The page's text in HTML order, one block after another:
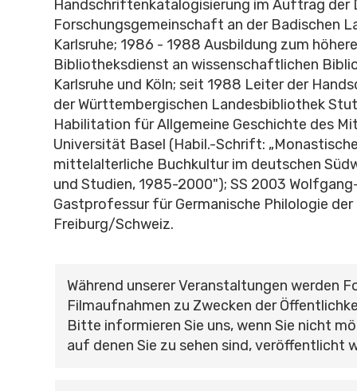
Handschriftenkatalogisierung im Auftrag der
Forschungsgemeinschaft an der Badischen
Karlsruhe; 1986 - 1988 Ausbildung zum
Bibliotheksdienst an wissenschaftlichen
Karlsruhe und Köln; seit 1988 Leiter der
der Württembergischen Landesbibliothek
Habilitation für Allgemeine Geschichte des
Universität Basel (Habil.-Schrift:
mittelalterliche Buchkultur im deutschen
und Studien, 1985-2000"); SS 2003
Gastprofessur für Germanische Philologie
Freiburg/Schweiz.
Während unserer Veranstaltungen werden
Filmaufnahmen zu Zwecken der
Bitte informieren Sie uns, wenn Sie nicht
auf denen Sie zu sehen sind, veröffentlicht